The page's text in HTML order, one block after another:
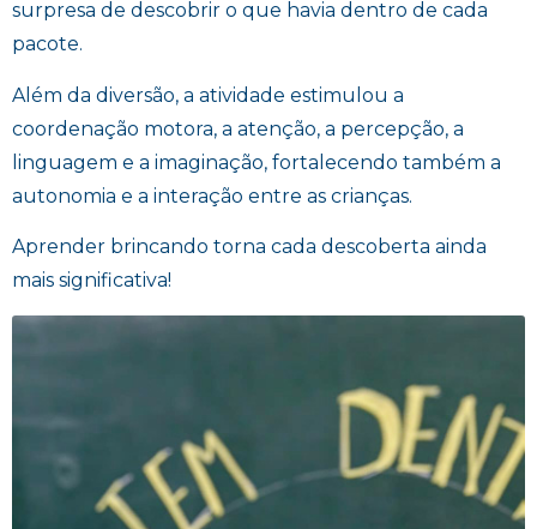
surpresa de descobrir o que havia dentro de cada
pacote.
Além da diversão, a atividade estimulou a
coordenação motora, a atenção, a percepção, a
linguagem e a imaginação, fortalecendo também a
autonomia e a interação entre as crianças.
Aprender brincando torna cada descoberta ainda
mais significativa!